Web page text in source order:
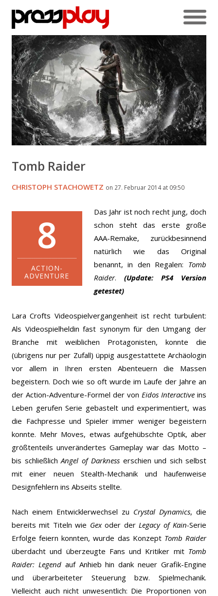
Tomb Raider
CHRISTOPH STACHOWETZ on 27. Februar 2014 at 09:50
8
ACTION-
ADVENTURE
Das Jahr ist noch recht jung, doch
schon steht das erste große
AAA-Remake, zurückbesinnend
natürlich wie das Original
benannt, in den Regalen: Tomb
Raider. (Update: PS4 Version
getestet)
Lara Crofts Videospielvergangenheit ist recht turbulent:
Als Videospielheldin fast synonym für den Umgang der
Branche mit weiblichen Protagonisten, konnte die
(übrigens nur per Zufall) üppig ausgestattete Archäologin
vor allem in Ihren ersten Abenteuern die Massen
begeistern. Doch wie so oft wurde im Laufe der Jahre an
der Action-Adventure-Formel der von Eidos Interactive ins
Leben gerufen Serie gebastelt und experimentiert, was
die Fachpresse und Spieler immer weniger begeistern
konnte. Mehr Moves, etwas aufgehübschte Optik, aber
größtenteils unverändertes Gameplay war das Motto –
bis schließlich Angel of Darkness erschien und sich selbst
mit einer neuen Stealth-Mechanik und haufenweise
Designfehlern ins Abseits stellte.
Nach einem Entwicklerwechsel zu Crystal Dynamics, die
bereits mit Titeln wie Gexoder der Legacy of Kain-Serie
Erfolge feiern konnten, wurde das Konzept Tomb Raider
überdacht und überzeugte Fans und Kritiker mit Tomb
Raider: Legendauf Anhieb hin dank neuer Grafik-Engine
und überarbeiteter Steuerung bzw. Spielmechanik.
Vielleicht auch nicht unwesentlich: Die Proportionen von